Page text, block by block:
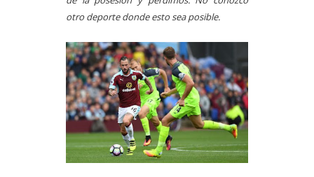
otro deporte donde esto sea posible.